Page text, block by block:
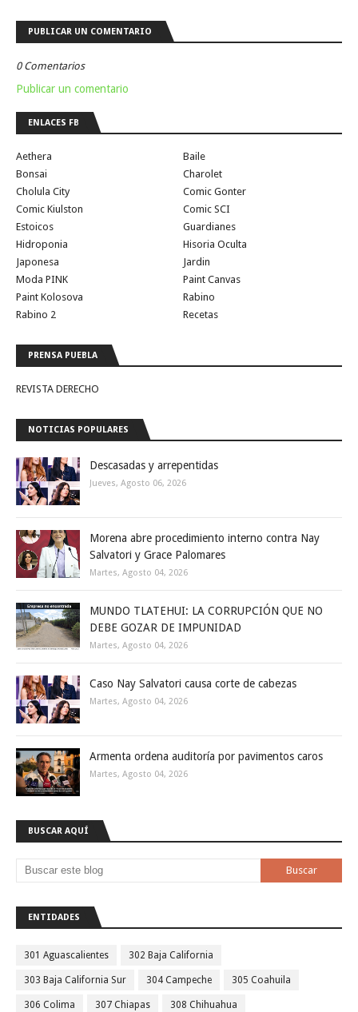
PUBLICAR UN COMENTARIO
0 Comentarios
Publicar un comentario
ENLACES FB
Aethera
Baile
Bonsai
Charolet
Cholula City
Comic Gonter
Comic Kiulston
Comic SCI
Estoicos
Guardianes
Hidroponia
Hisoria Oculta
Japonesa
Jardin
Moda PINK
Paint Canvas
Paint Kolosova
Rabino
Rabino 2
Recetas
PRENSA PUEBLA
REVISTA DERECHO
NOTICIAS POPULARES
Descasadas y arrepentidas
Jueves, Agosto 06, 2026
Morena abre procedimiento interno contra Nay
Salvatori y Grace Palomares
Martes, Agosto 04, 2026
MUNDO TLATEHUI: LA CORRUPCIÓN QUE NO
DEBE GOZAR DE IMPUNIDAD
Martes, Agosto 04, 2026
Caso Nay Salvatori causa corte de cabezas
Martes, Agosto 04, 2026
Armenta ordena auditoría por pavimentos caros
Martes, Agosto 04, 2026
BUSCAR AQUÍ
ENTIDADES
301 Aguascalientes 302 Baja California
303 Baja California Sur 304 Campeche 305 Coahuila
306 Colima 307 Chiapas 308 Chihuahua